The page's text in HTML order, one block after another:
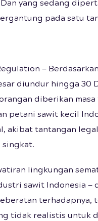
yang sedang
pada satu
—
diundur hingga 30
diberikan
petani sawit kecil
akibat tantangan
singkat.
lingkungan
sawit Indonesia —
terhadapnya,
tidak realistis untuk